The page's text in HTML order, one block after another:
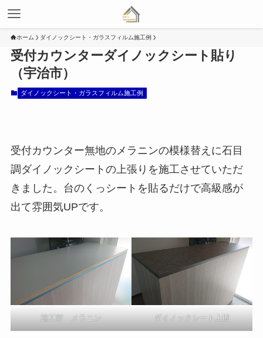
ホーム ダイノックシート・ガラスフィルム施工例
受付カウンターダイノックシート貼り
（宇治市）
ダイノックシート・ガラスフィルム施工例
受付カウンター無地のメラニンの模様替えに石目
調ダイノックシートの上張りを施工させていただ
きました。台のくっシートを貼るだけで高級感が
出て雰囲気UPです。
施工前 メラニン ダイノックシート上貼